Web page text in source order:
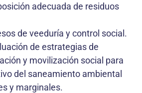
adecuada de residuos
de veeduría y control social.
de estrategias de
y movilización social para
del saneamiento ambiental
y marginales.